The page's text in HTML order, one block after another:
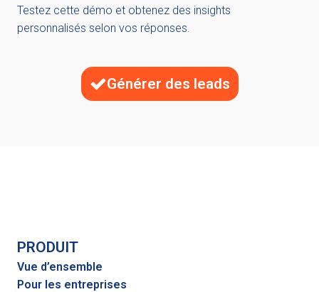
Testez cette démo et obtenez des insights
personnalisés selon vos réponses.
Générer des leads
PRODUIT
Vue d’ensemble
Pour les entreprises